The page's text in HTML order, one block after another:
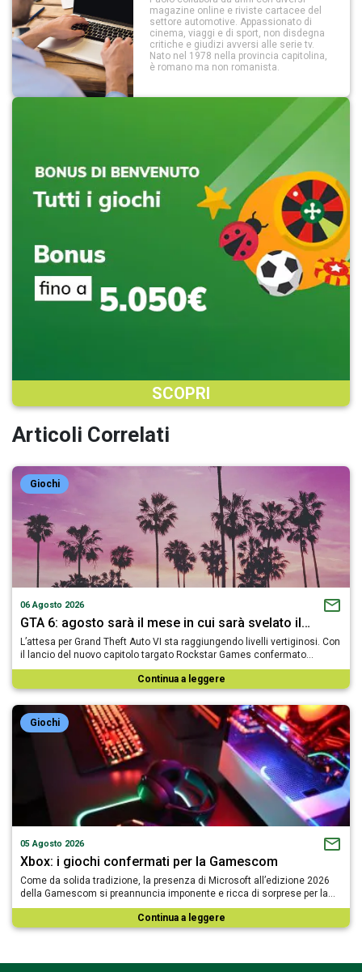
magazine online e riviste cartacee del
settore automotive. Appassionato di
cinema, viaggi e di sport, non disdegna
critiche e giudizi avversi alle serie tv.
Nato nel 1978 nella provincia capitolina,
è romano ma non romanista.
SCOPRI
Articoli Correlati
Giochi
06 Agosto 2026
GTA 6: agosto sarà il mese in cui sarà svelato il…
L’attesa per Grand Theft Auto VI sta raggiungendo livelli vertiginosi. Con
il lancio del nuovo capitolo targato Rockstar Games confermato…
Continua a leggere
Giochi
05 Agosto 2026
Xbox: i giochi confermati per la Gamescom
Come da solida tradizione, la presenza di Microsoft all’edizione 2026
della Gamescom si preannuncia imponente e ricca di sorprese per la…
Continua a leggere